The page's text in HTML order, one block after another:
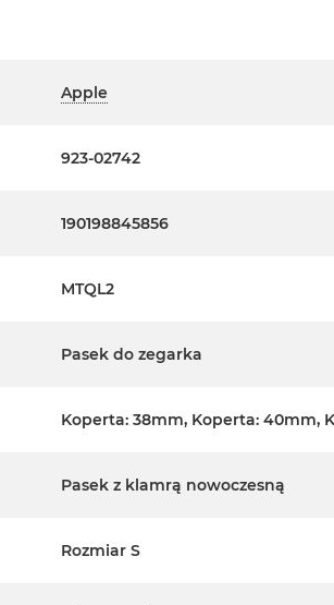
Apple
923-02742
190198845856
MTQL2
Pasek do zegarka
Koperta: 38mm, Koperta: 40mm,
Pasek z klamrą nowoczesną
Rozmiar S